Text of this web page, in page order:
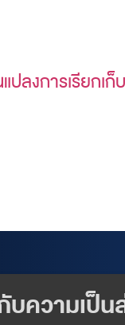
แปลงการเรียก